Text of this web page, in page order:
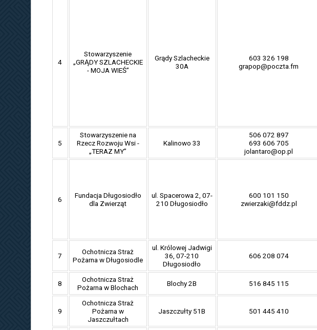
4
Stowarzyszenie
„GRĄDY SZLACHECKIE
- MOJA WIEŚ”
Grądy Szlacheckie
30A
603 326 198
grapop@poczta.fm
5
Stowarzyszenie na
Rzecz Rozwoju Wsi -
„TERAZ MY”
Kalinowo 33
506 072 897
693 606 705
jolantaro@op.pl
6
Fundacja Długosiodło
dla Zwierząt
ul. Spacerowa 2, 07-
210 Długosiodło
600 101 150
zwierzaki@fddz.pl
7
Ochotnicza Straż
Pożarna w Długosiodle
ul. Królowej Jadwigi
36, 07-210
Długosiodło
606 208 074
8
Ochotnicza Straż
Pożarna w Blochach
Blochy 2B 516 845 115
9
Ochotnicza Straż
Pożarna w
Jaszczułtach
Jaszczułty 51B 501 445 410